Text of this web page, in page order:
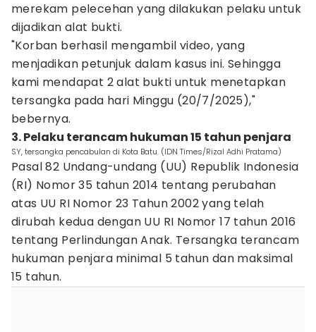
merekam pelecehan yang dilakukan pelaku untuk
dijadikan alat bukti.
"Korban berhasil mengambil video, yang
menjadikan petunjuk dalam kasus ini. Sehingga
kami mendapat 2 alat bukti untuk menetapkan
tersangka pada hari Minggu (20/7/2025),"
bebernya.
3. Pelaku terancam hukuman 15 tahun penjara
SY, tersangka pencabulan di Kota Batu. (IDN Times/Rizal Adhi Pratama)
Pasal 82 Undang-undang (UU) Republik Indonesia
(RI) Nomor 35 tahun 2014 tentang perubahan
atas UU RI Nomor 23 Tahun 2002 yang telah
dirubah kedua dengan UU RI Nomor 17 tahun 2016
tentang Perlindungan Anak. Tersangka terancam
hukuman penjara minimal 5 tahun dan maksimal
15 tahun.